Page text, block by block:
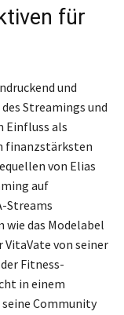
für
und
Streamings und
Einfluss als
finanzstärksten
von Elias
auf
Streams
das Modelabel
VitaVate von seiner
Fitness-
in einem
seine Community